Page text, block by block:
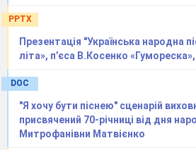
PPTX
Презентація "Українська народна
літа», п’єса В.Косенко
DOC
"Я хочу бути піснею" сценарій
присвячений 70-річниці від дня
Митрофанівни Матвієнко